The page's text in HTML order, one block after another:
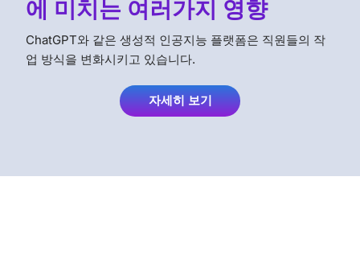
에 미치는 여러가지 영향
ChatGPT와 같은 생성적 인공지능 플랫폼은 직원들의 작
업 방식을 변화시키고 있습니다.
자세히 보기